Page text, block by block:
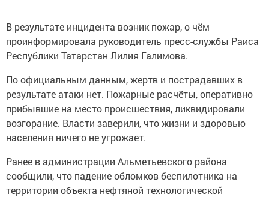
В результате инцидента возник пожар, о чём
проинформировала руководитель пресс-службы Раиса
Республики Татарстан Лилия Галимова.
По официальным данным, жертв и пострадавших в
результате атаки нет. Пожарные расчёты, оперативно
прибывшие на место происшествия, ликвидировали
возгорание. Власти заверили, что жизни и здоровью
населения ничего не угрожает.
Ранее в администрации Альметьевского района
сообщили, что падение обломков беспилотника на
территории объекта нефтяной технологической